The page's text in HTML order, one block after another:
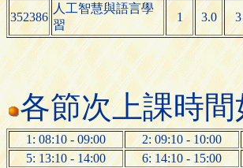
352386
人工智慧與語言學
習
1 3.0 3
各節次上課時
1: 08:10 - 09:00 2: 09:10 - 10:00
5: 13:10 - 14:00
6: 14:10 - 15:00